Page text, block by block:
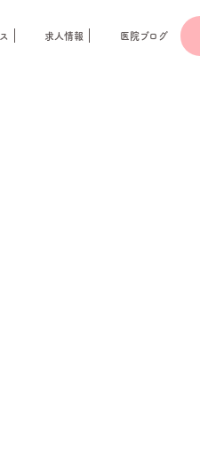
求人情報 医院ブログ